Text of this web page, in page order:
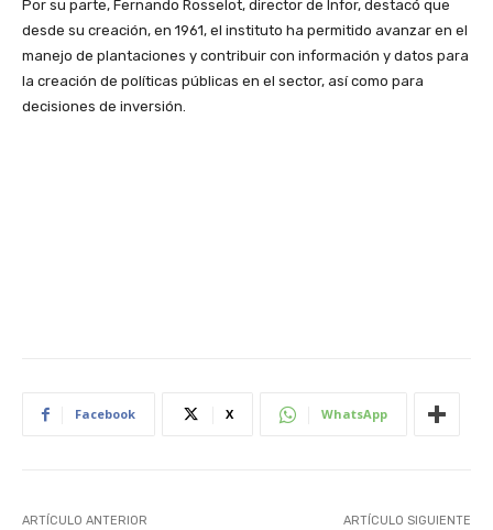
Por su parte, Fernando Rosselot, director de Infor, destacó que
desde su creación, en 1961, el instituto ha permitido avanzar en el
manejo de plantaciones y contribuir con información y datos para
la creación de políticas públicas en el sector, así como para
decisiones de inversión.
Facebook X WhatsApp
ARTÍCULO ANTERIOR ARTÍCULO SIGUIENTE